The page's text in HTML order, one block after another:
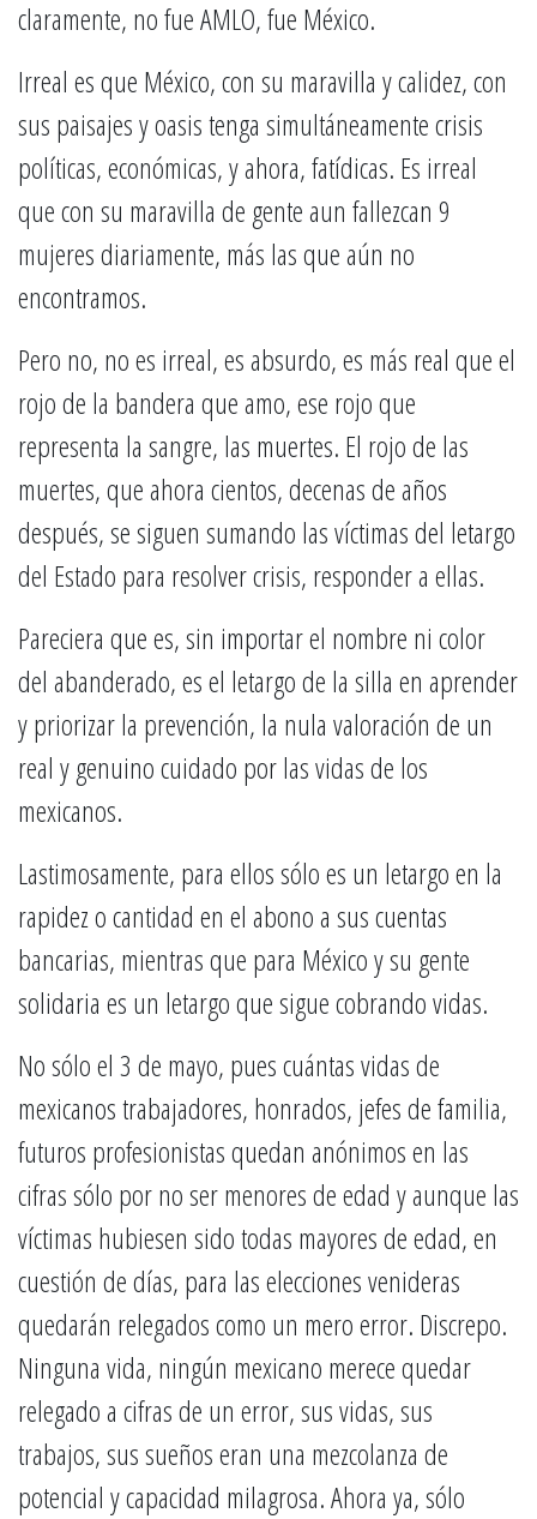
claramente, no fue AMLO, fue México.
Irreal es que México, con su maravilla y calidez, con
sus paisajes y oasis tenga simultáneamente crisis
políticas, económicas, y ahora, fatídicas. Es irreal
que con su maravilla de gente aun fallezcan 9
mujeres diariamente, más las que aún no
encontramos.
Pero no, no es irreal, es absurdo, es más real que el
rojo de la bandera que amo, ese rojo que
representa la sangre, las muertes. El rojo de las
muertes, que ahora cientos, decenas de años
después, se siguen sumando las víctimas del letargo
del Estado para resolver crisis, responder a ellas.
Pareciera que es, sin importar el nombre ni color
del abanderado, es el letargo de la silla en aprender
y priorizar la prevención, la nula valoración de un
real y genuino cuidado por las vidas de los
mexicanos.
Lastimosamente, para ellos sólo es un letargo en la
rapidez o cantidad en el abono a sus cuentas
bancarias, mientras que para México y su gente
solidaria es un letargo que sigue cobrando vidas.
No sólo el 3 de mayo, pues cuántas vidas de
mexicanos trabajadores, honrados, jefes de familia,
futuros profesionistas quedan anónimos en las
cifras sólo por no ser menores de edad y aunque las
víctimas hubiesen sido todas mayores de edad, en
cuestión de días, para las elecciones venideras
quedarán relegados como un mero error. Discrepo.
Ninguna vida, ningún mexicano merece quedar
relegado a cifras de un error, sus vidas, sus
trabajos, sus sueños eran una mezcolanza de
potencial y capacidad milagrosa. Ahora ya, sólo